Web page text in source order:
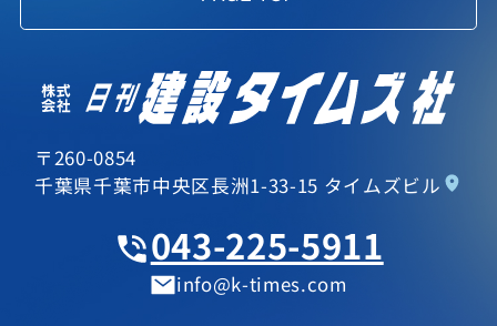
〒260-0854
千葉県千葉市中央区長洲1-33-15 タイムズビル
043-225-5911
info k-times.com